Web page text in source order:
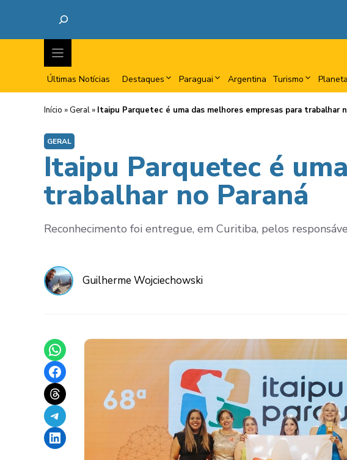
Últimas Notícias Destaques Paraguai Argentina Turismo
Início » Geral » Itaipu Parquetec é uma das melhores empresas para trabalhar
GERAL
Itaipu Parquetec é
trabalhar no Paraná
Reconhecimento foi entregue, em Curitiba, pelos
Guilherme Wojciechowski
Share on WhatsApp
Share on Facebook
Share on Threads
Share on Telegram
Share on LinkedIn